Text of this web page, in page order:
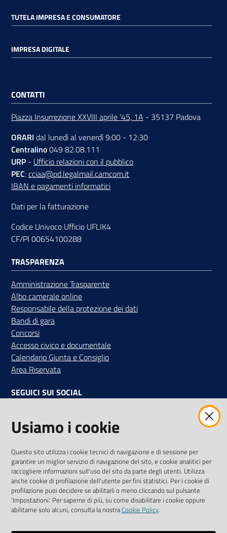
Seguici
su
TUTELA IMPRESA E CONSUMATORE
IMPRESA DIGITALE
CONTATTI
Piazza Insurrezione XXVIII aprile '45, 1A - 35137 Padova
ORARI dal lunedì al venerdì 9:00 - 12:30
Centralino049 82.08.111
URP - Ufficio relazioni con il pubblico
PEC:cciaa@pd.legalmail.camcom.it
IBAN e pagamenti informatici
Dati per la fatturazione
Codice Univoco Ufficio UFLIK4
CF/PI 00654100288
TRASPARENZA
Amministrazione Trasparente
Albo camerale online
Responsabile della protezione dei dati
Bandi di gara
Concorsi
Accesso civico e documentale
Calendario Giunta e Consiglio
Area Riservata
SEGUICI SUI SOCIAL
Ricevi tutti gli aggiornamenti su eventi, nuove opportunità e
adempimenti normativi
Usiamo i cookie
Questo sito utilizza i cookie tecnici di navigazione e di sessione per
garantire un miglior servizio di navigazione del sito, e cookie analitici per
raccogliere informazioni sull'uso del sito da parte degli utenti. Utilizza
anche cookie di profilazione dell'utente per fini statistici. Per i cookie di
profilazione puoi decidere se abilitarli o meno cliccando sul pulsante
'Impostazioni'. Per saperne di più, su come disabilitare i cookie oppure
abilitarne solo alcuni, consulta la nostraCookie Policy.